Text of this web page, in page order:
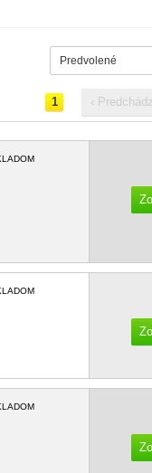
‹
1
Predvolené